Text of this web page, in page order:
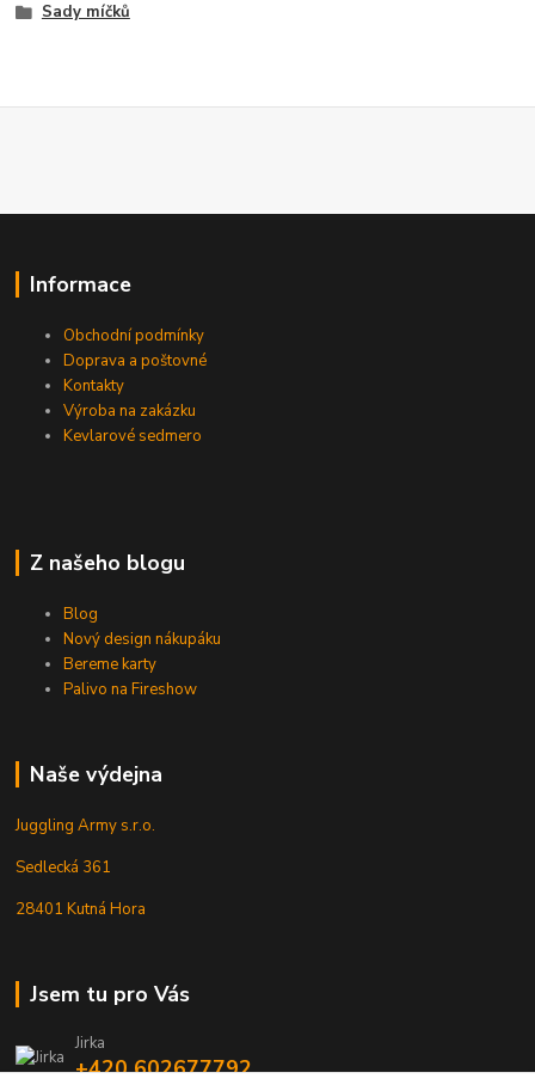
Sady míčků
Informace
Obchodní podmínky
Doprava a poštovné
Kontakty
Výroba na zakázku
Kevlarové sedmero
Z našeho blogu
Blog
Nový design nákupáku
Bereme karty
Palivo na Fireshow
Naše výdejna
Juggling Army s.r.o.
Sedlecká 361
28401 Kutná Hora
Jsem tu pro Vás
Jirka
+420 602677792